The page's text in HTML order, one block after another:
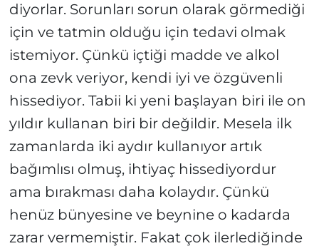
diyorlar. Sorunları sorun olarak görmediği
için ve tatmin olduğu için tedavi olmak
istemiyor. Çünkü içtiği madde ve alkol
ona zevk veriyor, kendi iyi ve özgüvenli
hissediyor. Tabii ki yeni başlayan biri ile on
yıldır kullanan biri bir değildir. Mesela ilk
zamanlarda iki aydır kullanıyor artık
bağımlısı olmuş, ihtiyaç hissediyordur
ama bırakması daha kolaydır. Çünkü
henüz bünyesine ve beynine o kadarda
zarar vermemiştir. Fakat çok ilerlediğinde